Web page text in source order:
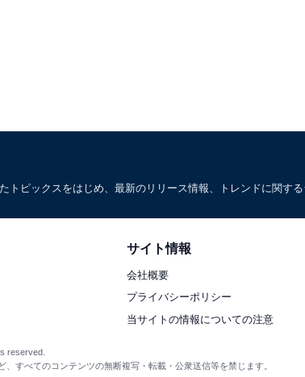
トピックスをはじめ、最新のリリース情報、トレンドに関す
サイト情報
会社概要
プライバシーポリシー
当サイトの情報についての注意
reserved.
、すべてのコンテンツの無断複写・転載・公衆送信等を禁じます。